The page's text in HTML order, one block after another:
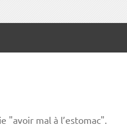
"avoir mal à l’estomac".